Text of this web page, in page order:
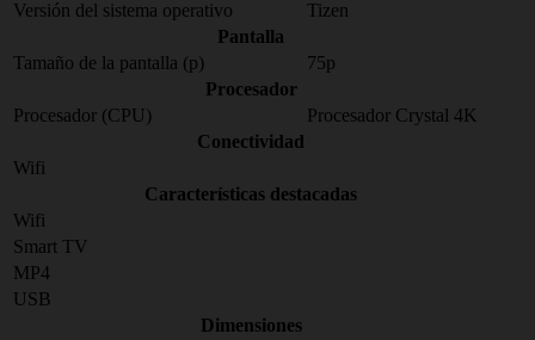
Versión del sistema operativo
Tizen
Pantalla
Tamaño de la pantalla (p)
75p
Procesador
Procesador (CPU)
Procesador Crystal 4K
Conectividad
Wifi
Características destacadas
Wifi
Smart TV
MP4
USB
Dimensiones